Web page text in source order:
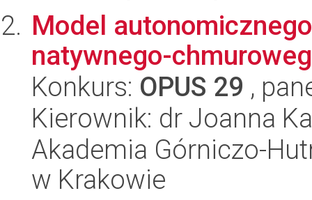
Model
natywnego-
Konkurs: OPUS 29 ,
Kierownik: dr Joanna
Akademia Górniczo-
w Krakowie